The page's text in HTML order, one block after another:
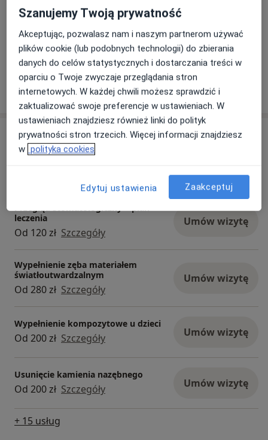
doświadczenie, zadbają o to, by każdy zabieg był
nie tylko skuteczny, ale również bezpieczny i
komfortowy. Jeśli chcesz odzyskać pewność
siebie i cieszyć się młodszy wyglądem, Klinika
Magnuccy to idealne miejsce dla Ciebie.
Zaufaj profesjonalistom i daj sobie szansę na
piękno, które z pewnością Cię zachwyci
Umów się na konsultację już dziś i odkryj, jak
piękno spotyka naukę!
| Odwiedź nas: 3 Maja 34, 40-097 Katowice
Pokaż więcej aktualności (2)
Usługi i ceny
Konsultacja stomatologiczna
Przegląd stomatologiczny + plan
leczenia
Od 120 zł Szczegóły
Umów wizytę
Wypełnienie zęba materiałem
światłoutwardzalnym
Od 280 zł Szczegóły
Umów wizytę
Wypełnienie kompozytowe u dzieci
Od 200 zł Szczegóły Umów wizytę
Usunięcie kamienia nazębnego
Od 200 zł Szczegóły Umów wizytę
+ 15 usług
Szanujemy Twoją prywatność
Akceptując, pozwalasz nam i naszym partnerom używać
plików cookie (lub podobnych technologii) do zbierania
danych do celów statystycznych i dostarczania treści w
oparciu o Twoje zwyczaje przeglądania stron
internetowych. W każdej chwili możesz sprawdzić i
zaktualizować swoje preferencje w ustawieniach. W
ustawieniach znajdziesz również linki do polityk
prywatności stron trzecich. Więcej informacji znajdziesz
w polityka cookies
Edytuj ustawienia Zaakceptuj